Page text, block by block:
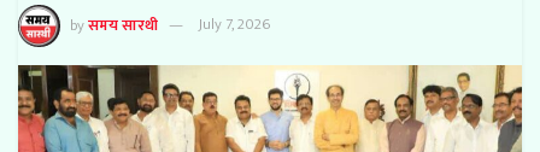
byसमय सारथी July 7, 2026